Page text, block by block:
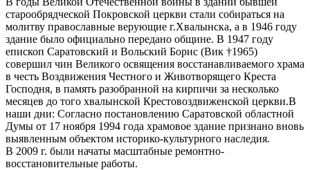
старообрядческой Покровской церкви стали собираться на
молитву православные верующие г.Хвалынска, а в 1946 году
здание было официально передано общине. В 1947 году
епископ Саратовский и Вольский Борис (Вик †1965)
совершил чин Великого освящения восстанавливаемого храма
в честь Воздвижения Честного и Животворящего Креста
Господня, в память разобранной на кирпичи за несколько
месяцев до того хвалынской Крестовоздвиженской церкви.В
наши дни: Согласно постановлению Саратовской областной
Думы от 17 ноября 1994 года храмовое здание признано вновь
выявленным объектом историко-культурного наследия.
В 2009 г. были начаты масштабные ремонтно-
восстановительные работы.